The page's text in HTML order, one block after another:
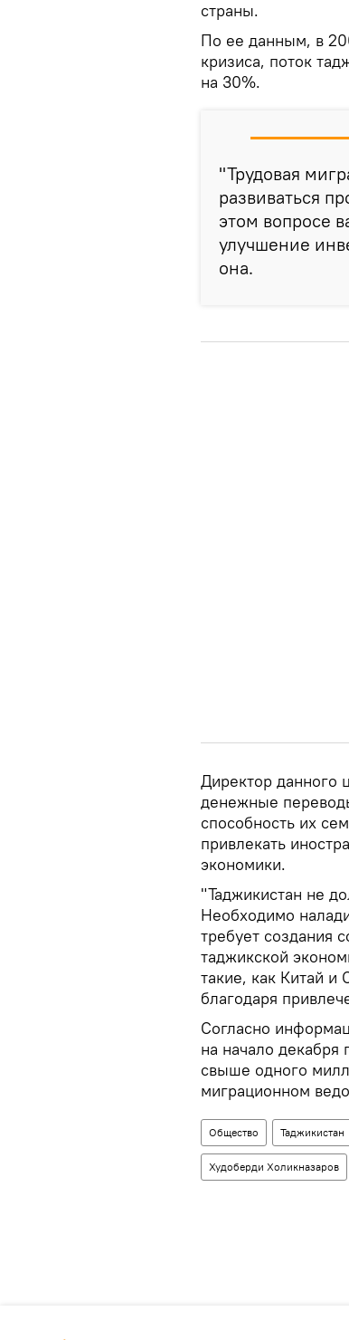
страны.
По ее данным, в
кризиса, поток
на 30%.
"Трудовая
развиваться
этом вопросе
улучшение
она.
Директор данного
денежные
способность их
привлекать
экономики.
"Таджикистан не
Необходимо
требует создания
таджикской
такие, как Китай и
благодаря
Согласно
на начало декабря
свыше одного
миграционном
Общество Таджикистан
Худоберди Холикназаров